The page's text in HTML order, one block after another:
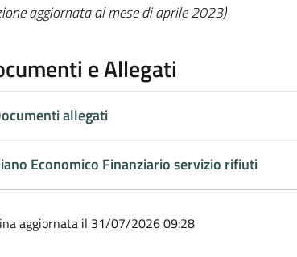
aggiornata al mese di aprile 2023)
e Allegati
allegati
Economico Finanziario servizio rifiuti
aggiornata il 31/07/2026 09:28